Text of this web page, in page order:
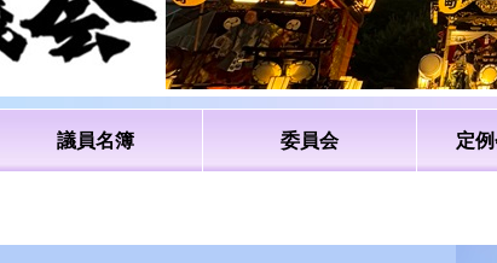
議員名簿 委員会 定